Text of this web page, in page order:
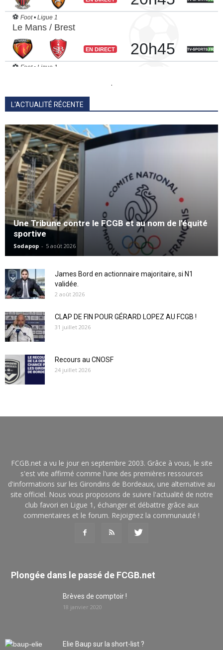
.
L'ACTUALITÉ RÉCENTE
Une Tribune contre le FCGB et au nom de l’équité
sportive
Sodapop - 5 août 2026
James Bord en actionnaire majoritaire, si N1
validée.
2 août 2026
CLAP DE FIN POUR GÉRARD LOPEZ AU FCGB !
31 juillet 2026
Recours au CNOSF
24 juillet 2026
FCGB.net a vu le jour en septembre 2003. Grâce à vous, le site
s'est vite affirmé comme l'une des premières ressources
d'informations sur les Girondins de Bordeaux, une alternative au
site officiel. Nous vous proposons de suivre l'actualité de notre
club favori en Ligue 1, échanger et débattre grâce aux
commentaires et le forum. Rejoignez la communauté !
Plongée dans le passé de FCGB.net
Brèves de comptoir !
18 janvier 2020
Elie Baup sur la short-list ?